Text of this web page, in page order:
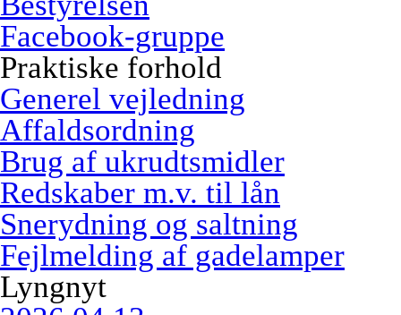
Facebook-gruppe
Praktiske forhold
Generel vejledning
Affaldsordning
Brug af ukrudtsmidler
Redskaber m.v. til lån
Snerydning og saltning
Fejlmelding af gadelamper
Lyngnyt